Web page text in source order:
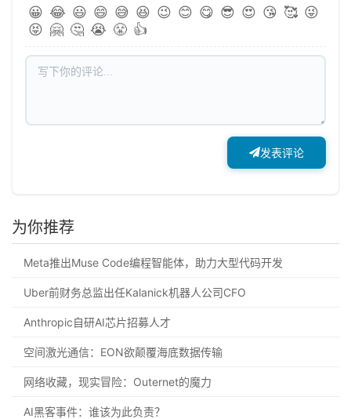
😀 😂 😃 😄 😅 😆 😉 😊 😋 😎 😍 😘 🥰 😜
😝 🤗 🤔 😭 😤 👍
发表评论
为你推荐
Meta推出Muse Code编程智能体，助力大型代码开发
Uber前财务总监出任Kalanick机器人公司CFO
Anthropic自研AI芯片招募人才
空间激光通信：EON欲颠覆海底数据传输
网络收藏，现实冒险：Outernet的魔力
AI黑客事件：谁该为此负责？